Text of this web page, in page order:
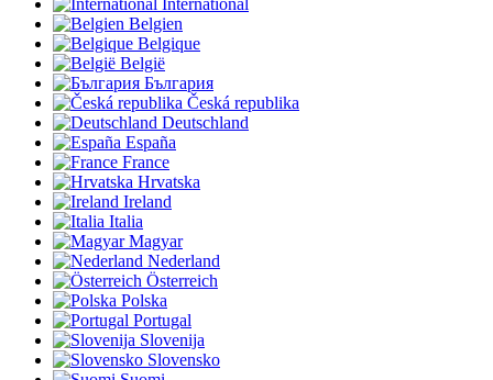
International
Belgien
Belgique
België
България
Česká republika
Deutschland
España
France
Hrvatska
Ireland
Italia
Magyar
Nederland
Österreich
Polska
Portugal
Slovenija
Slovensko